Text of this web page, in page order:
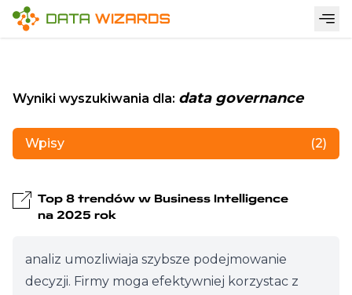
Wyniki wyszukiwania dla: data governance
Wpisy (2)
Top 8 trendów w Business Intelligence
na 2025 rok
analiz umozliwiaja szybsze podejmowanie
decyzji. Firmy moga efektywniej korzystac z